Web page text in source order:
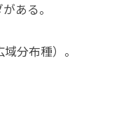
ある。
分布種）。